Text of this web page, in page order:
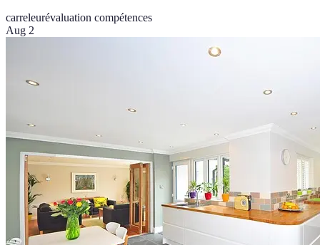
carreleurévaluation compétences
Aug 2